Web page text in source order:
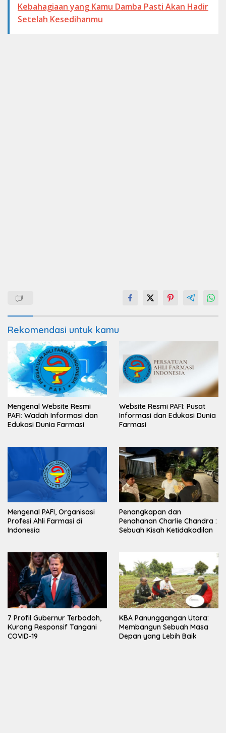
Kebahagiaan yang Kamu Damba Pasti Akan Hadir
Setelah Kesedihanmu
Rekomendasi untuk kamu
Mengenal Website Resmi
PAFI: Wadah Informasi dan
Edukasi Dunia Farmasi
Website Resmi PAFI: Pusat
Informasi dan Edukasi Dunia
Farmasi
Mengenal PAFI, Organisasi
Profesi Ahli Farmasi di
Indonesia
Penangkapan dan
Penahanan Charlie Chandra :
Sebuah Kisah Ketidakadilan
7 Profil Gubernur Terbodoh,
Kurang Responsif Tangani
COVID-19
KBA Panunggangan Utara:
Membangun Sebuah Masa
Depan yang Lebih Baik